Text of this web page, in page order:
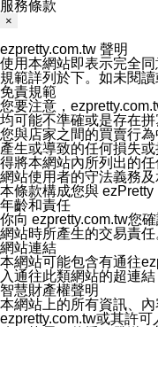
窗，以防止他人讀取
您同意本公司網站，
停止接收這些資料或
十五、訊息通知
本公司/本服務將以通
本公司/本服務傳送之
1.LINE 帳號設定的電
2.該 LINE 帳號已在
3.LINE 帳號未封鎖傳
欲變更通知型訊息的
1.點選「主頁」＞「
2.點選「隱私設定」
3.點選「提供使用資料
4.點選「LINE通知型
5.開關「接收LINE通
❗️關閉「接收通知型
服務條款
×
ezpretty.com.tw 聲明
使用本網站即表示完全
規範詳列於下。如未閱
免責規範
您要注意，
均可能不準確或是存在
您與店家之間的買賣行
產生或導致的任何損失
得將本網站內所列出的
網站使用者的守法義務
本條款構成您與
年齡和責任
你向 ezpretty.com.tw您
網站時所產生的交易責任
網站連結
本網站可能包含有通往
入通往此類網站的超連
智慧財產權聲明
本網站上的所有資訊、
ezpretty.com.tw或其許